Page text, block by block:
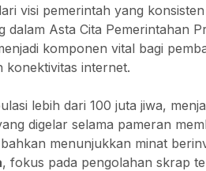
visi pemerintah yang
dalam Asta Cita Pemerintahan
komponen vital bagi
konektivitas internet.
lebih dari 100 juta jiwa,
digelar selama pameran
menunjukkan minat
, fokus pada pengolahan skrap